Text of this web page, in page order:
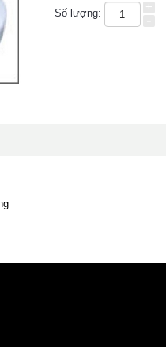
Số lượng: